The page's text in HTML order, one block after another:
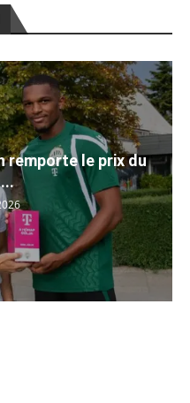
remporte le prix du